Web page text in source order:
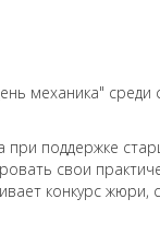
механика" среди
поддержке
свои
конкурс жюри,